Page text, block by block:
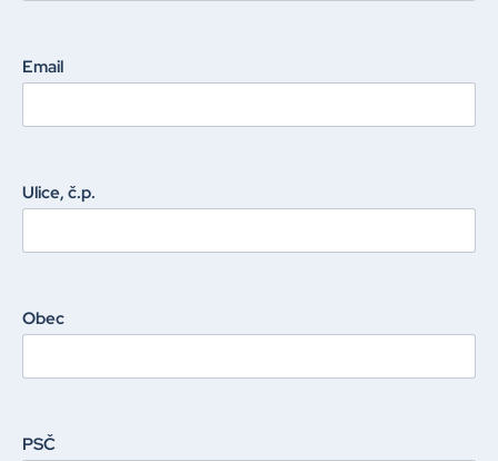
Email
Ulice, č.p.
Obec
PSČ